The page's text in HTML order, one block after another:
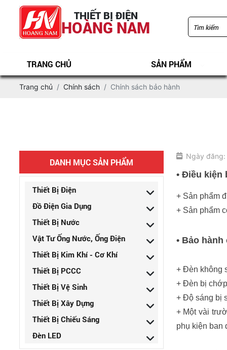
THIẾT BỊ ĐIỆN
HOÀNG NAM
TRANG CHỦ SẢN PHẨM
Trang chủ Chính sách Chính sách bảo hành
DANH MỤC SẢN PHẨM
Thiết Bị Điện
Đồ Điện Gia Dụng
Thiết Bị Nước
Vật Tư Ống Nước, Ống Điện
Thiết Bị Kim Khí - Cơ Khí
Thiết Bị PCCC
Thiết Bị Vệ Sinh
Thiết Bị Xây Dựng
Thiết Bị Chiếu Sáng
Đèn LED
Ngày
• Điều kiện
+ Sản phẩm
+ Sản phẩm
• Bảo
+ Đèn không
+ Đèn bị
+ Độ sáng bị
+ Một vài
phụ kiện ban